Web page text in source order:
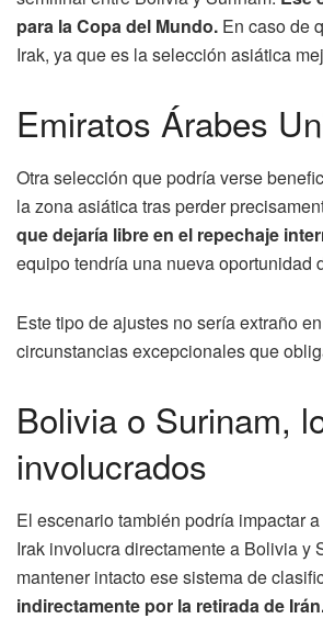
para la Copa del Mundo. En caso de
Irak, ya que es la selección asiática
Emiratos Árabes
Otra selección que podría verse
la zona asiática tras perder
que dejaría libre en el repechaje
equipo tendría una nueva oportunidad
Este tipo de ajustes no sería extraño
circunstancias excepcionales que
Bolivia o Surinam,
involucrados
El escenario también podría impactar
Irak involucra directamente a Bolivia y
mantener intacto ese sistema de
indirectamente por la retirada de